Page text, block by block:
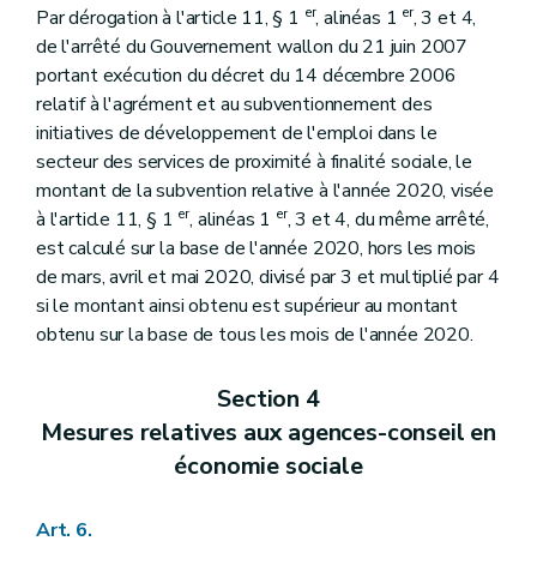
Par dérogation à l'article 11, § 1 er, alinéas 1 er, 3 et 4,
de l'arrêté du Gouvernement wallon du 21 juin 2007
portant exécution du décret du 14 décembre 2006
relatif à l'agrément et au subventionnement des
initiatives de développement de l'emploi dans le
secteur des services de proximité à finalité sociale, le
montant de la subvention relative à l'année 2020, visée
à l'article 11, § 1 er, alinéas 1 er, 3 et 4, du même arrêté,
est calculé sur la base de l'année 2020, hors les mois
de mars, avril et mai 2020, divisé par 3 et multiplié par 4
si le montant ainsi obtenu est supérieur au montant
obtenu sur la base de tous les mois de l'année 2020.
Section 4
Mesures relatives aux agences-conseil en
économie sociale
Art. 6.